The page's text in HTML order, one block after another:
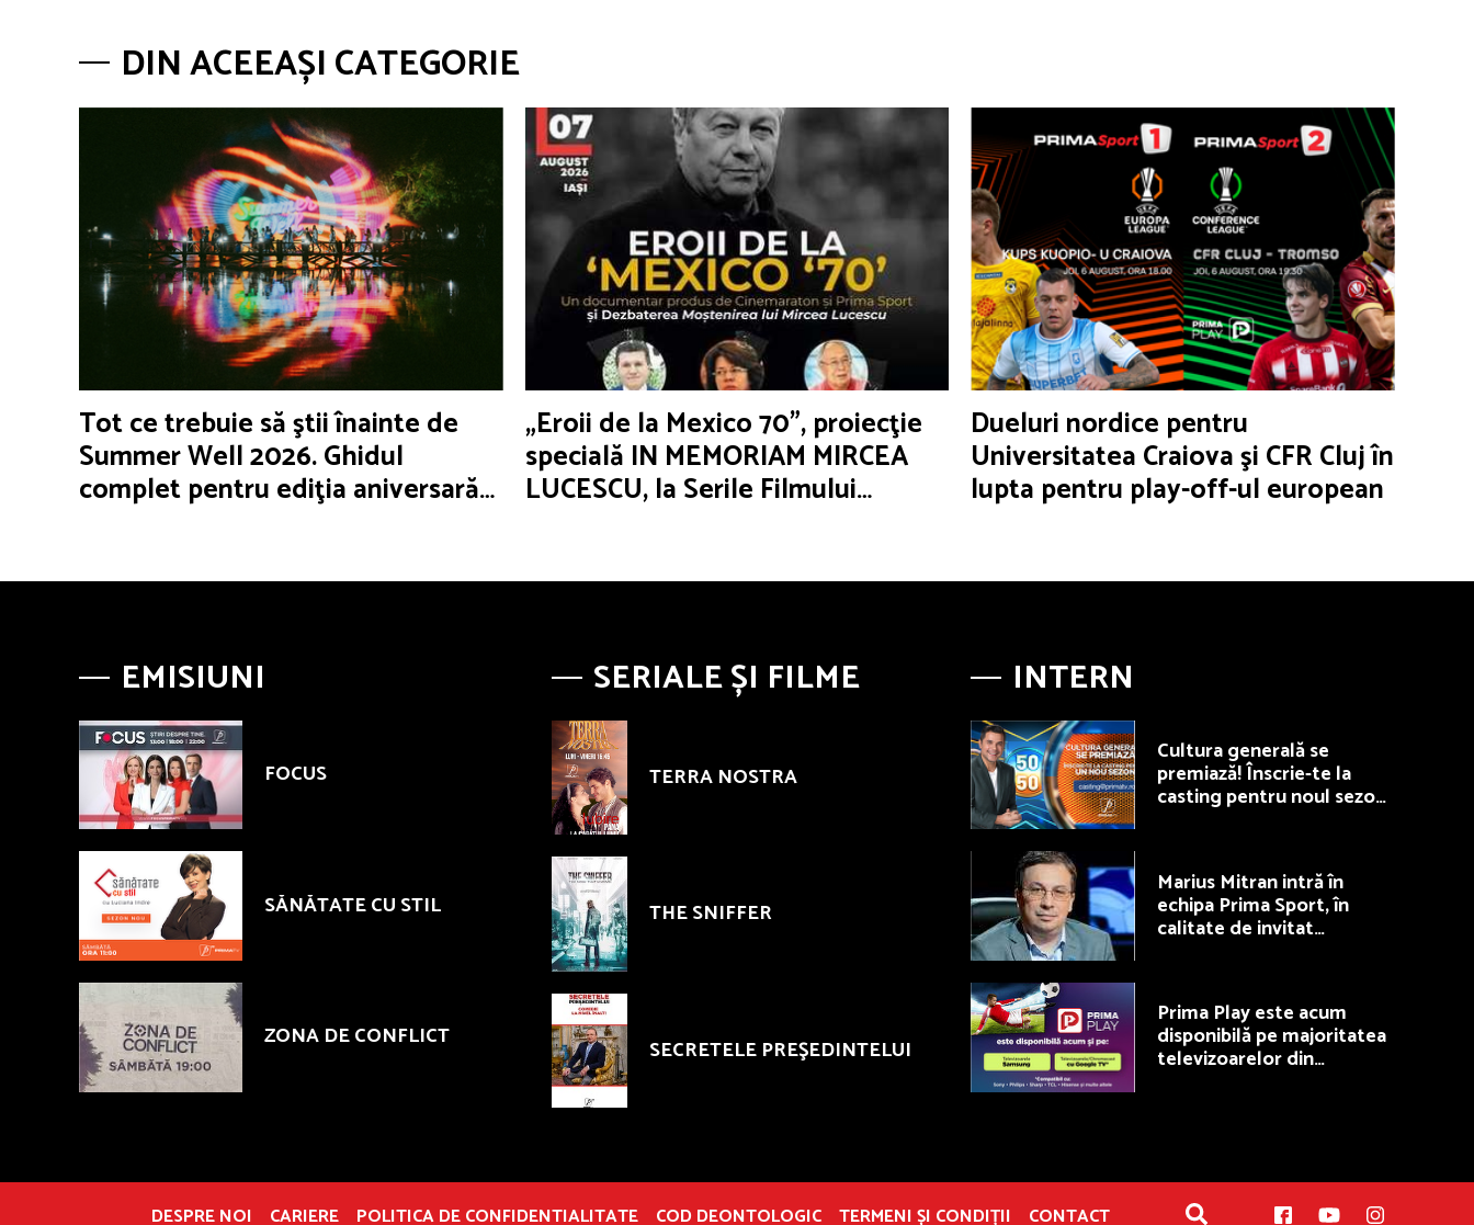
DIN ACEEAȘI CATEGORIE
Tot ce trebuie să ştii înainte de
Summer Well 2026. Ghidul
complet pentru ediţia aniversară
„Eroii de la Mexico 70”, proiecţie
specială IN MEMORIAM MIRCEA
LUCESCU, la Serile Filmului
Dueluri nordice pentru
Universitatea Craiova şi CFR Cluj în
lupta pentru play-off-ul european
EMISIUNI
FOCUS
SĂNĂTATE CU STIL
ZONA DE CONFLICT
SERIALE ȘI FILME
TERRA NOSTRA
THE SNIFFER
SECRETELE PREŞEDINTELUI
INTERN
Cultura generală se
premiază! Înscrie-te la
casting pentru noul sezon
Marius Mitran intră în
echipa Prima Sport, în
calitate de invitat
Prima Play este acum
disponibilă pe majoritatea
televizoarelor din
DESPRE NOI CARIERE POLITICA DE CONFIDENTIALITATE COD DEONTOLOGIC TERMENI ȘI CONDIȚII CONTACT